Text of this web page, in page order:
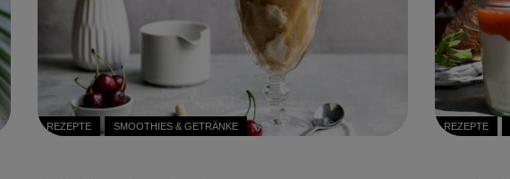
REZEPTE SMOOTHIES & GETRÄNKE REZEPTE